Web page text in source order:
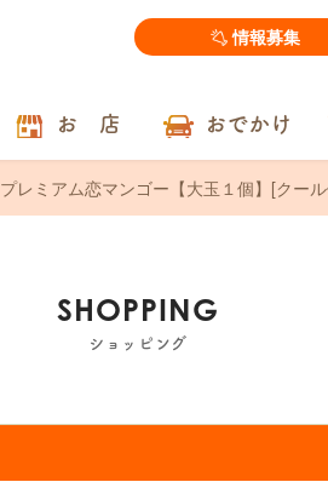
情報募集
お 店 おでかけ
プレミアム恋マンゴー【大玉１個】[クー
SHOPPING
ショッピング